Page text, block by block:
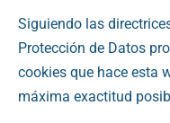
Siguiendo las
Protección de Datos
cookies que hace esta
máxima exactitud